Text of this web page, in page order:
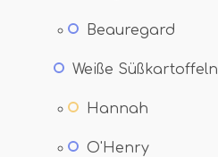
Beauregard
Weiße Süßkartoffeln
Hannah
O'Henry